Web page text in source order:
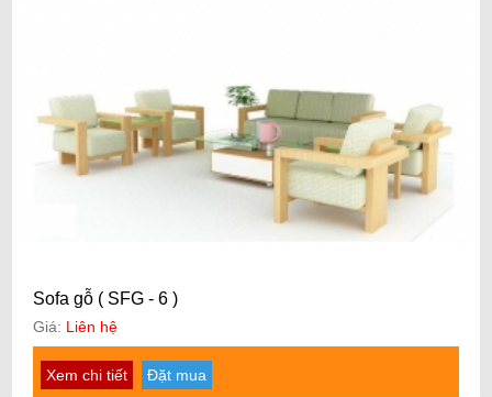
Sofa gỗ ( SFG - 6 )
Giá: Liên hệ
Xem chi tiết Đặt mua